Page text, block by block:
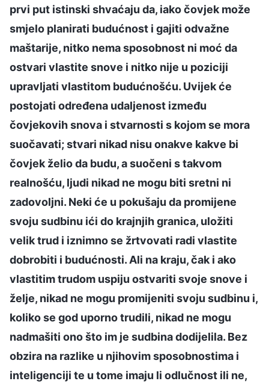
prvi put istinski shvaćaju da, iako čovjek može
smjelo planirati budućnost i gajiti odvažne
maštarije, nitko nema sposobnost ni moć da
ostvari vlastite snove i nitko nije u poziciji
upravljati vlastitom budućnošću. Uvijek će
postojati određena udaljenost između
čovjekovih snova i stvarnosti s kojom se mora
suočavati; stvari nikad nisu onakve kakve bi
čovjek želio da budu, a suočeni s takvom
realnošću, ljudi nikad ne mogu biti sretni ni
zadovoljni. Neki će u pokušaju da promijene
svoju sudbinu ići do krajnjih granica, uložiti
velik trud i iznimno se žrtvovati radi vlastite
dobrobiti i budućnosti. Ali na kraju, čak i ako
vlastitim trudom uspiju ostvariti svoje snove i
želje, nikad ne mogu promijeniti svoju sudbinu i,
koliko se god uporno trudili, nikad ne mogu
nadmašiti ono što im je sudbina dodijelila. Bez
obzira na razlike u njihovim sposobnostima i
inteligenciji te u tome imaju li odlučnost ili ne,